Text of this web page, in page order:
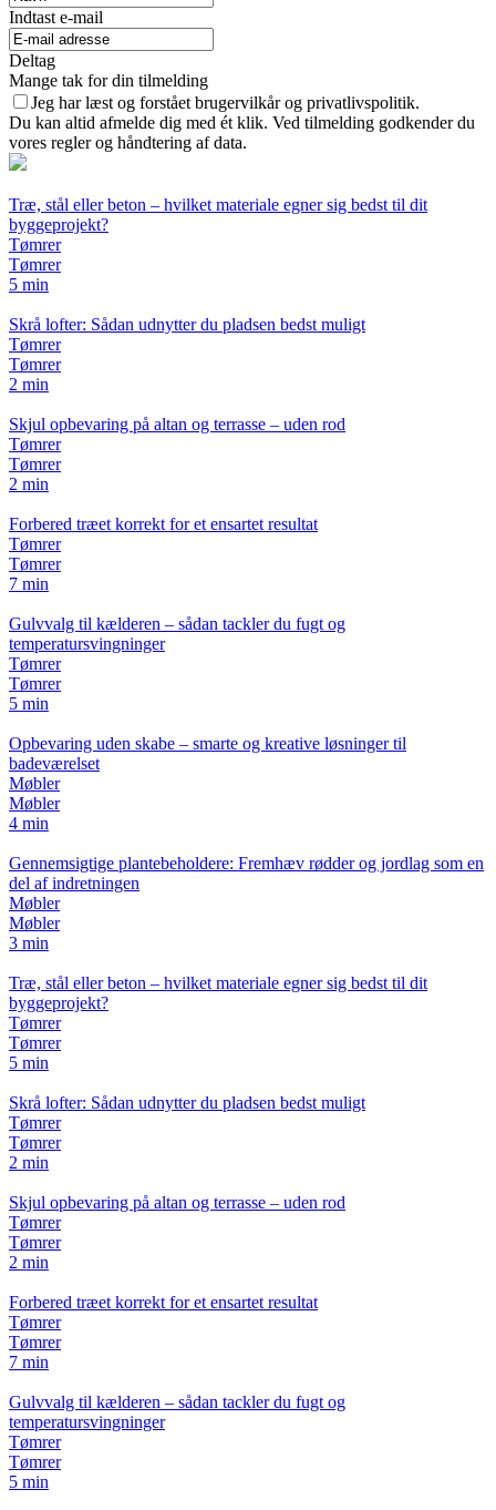
Indtast e-mail
Deltag
Mange tak for din tilmelding
Jeg har læst og forstået brugervilkår og privatlivspolitik.
Du kan altid afmelde dig med ét klik. Ved tilmelding godkender du
vores regler og håndtering af data.
Træ, stål eller beton – hvilket materiale egner sig bedst til dit
byggeprojekt?
Tømrer
Tømrer
5 min
Skrå lofter: Sådan udnytter du pladsen bedst muligt
Tømrer
Tømrer
2 min
Skjul opbevaring på altan og terrasse – uden rod
Tømrer
Tømrer
2 min
Forbered træet korrekt for et ensartet resultat
Tømrer
Tømrer
7 min
Gulvvalg til kælderen – sådan tackler du fugt og
temperatursvingninger
Tømrer
Tømrer
5 min
Opbevaring uden skabe – smarte og kreative løsninger til
badeværelset
Møbler
Møbler
4 min
Gennemsigtige plantebeholdere: Fremhæv rødder og jordlag som en
del af indretningen
Møbler
Møbler
3 min
Træ, stål eller beton – hvilket materiale egner sig bedst til dit
byggeprojekt?
Tømrer
Tømrer
5 min
Skrå lofter: Sådan udnytter du pladsen bedst muligt
Tømrer
Tømrer
2 min
Skjul opbevaring på altan og terrasse – uden rod
Tømrer
Tømrer
2 min
Forbered træet korrekt for et ensartet resultat
Tømrer
Tømrer
7 min
Gulvvalg til kælderen – sådan tackler du fugt og
temperatursvingninger
Tømrer
Tømrer
5 min